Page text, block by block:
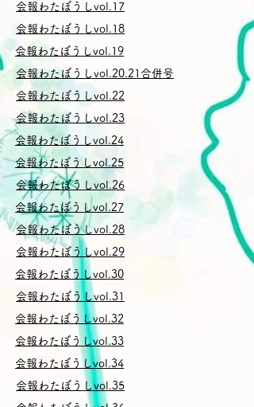
会報わたぼうしvol.17
会報わたぼうしvol.18
会報わたぼうしvol.19
会報わたぼうしvol.20.21合併号
会報わたぼうしvol.22
会報わたぼうしvol.23
会報わたぼうしvol.24
会報わたぼうしvol.25
会報わたぼうしvol.26
会報わたぼうしvol.27
会報わたぼうしvol.28
会報わたぼうしvol.29
会報わたぼうしvol.30
会報わたぼうしvol.31
会報わたぼうしvol.32
会報わたぼうしvol.33
会報わたぼうしvol.34
会報わたぼうしvol.35